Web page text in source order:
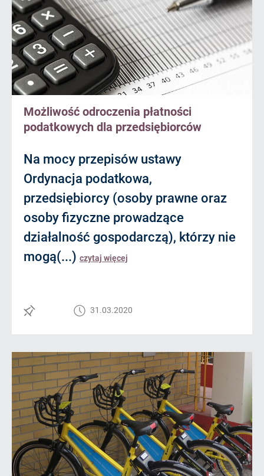
Możliwość odroczenia płatności
podatkowych dla przedsiębiorców
Na mocy przepisów ustawy
Ordynacja podatkowa,
przedsiębiorcy (osoby prawne oraz
osoby fizyczne prowadzące
działalność gospodarczą), którzy nie
mogą(...) czytaj więcej
31.03.2020